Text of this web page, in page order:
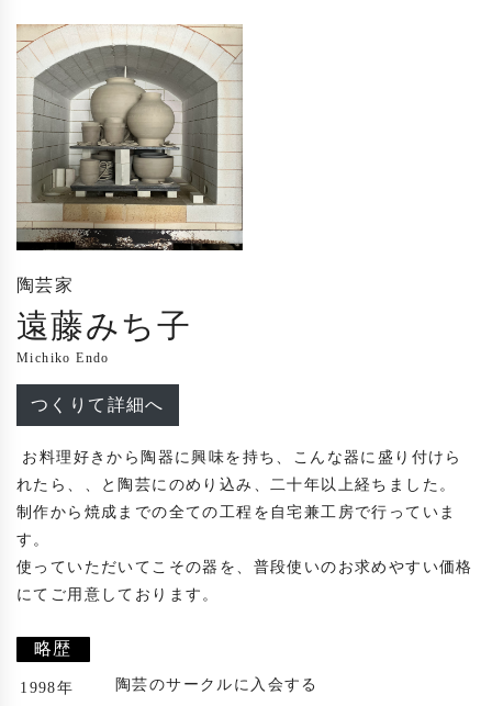
陶芸家
遠藤みち子
Michiko Endo
つくりて詳細へ
れたら、、と陶芸にのめり込み、二十年以上経ちました。
制作から焼成までの全ての工程を自宅兼工房で行っていま
す。
使っていただいてこその器を、普段使いのお求めやすい価格
にてご用意しております。
略歴
1998年 陶芸のサークルに入会する